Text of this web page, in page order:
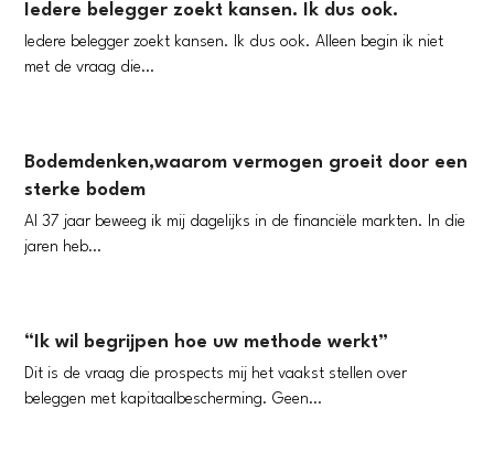
Iedere belegger zoekt kansen. Ik dus ook.
Iedere belegger zoekt kansen. Ik dus ook. Alleen begin ik niet
met de vraag die…
Bodemdenken,waarom vermogen groeit door een
sterke bodem
Al 37 jaar beweeg ik mij dagelijks in de financiële markten. In die
jaren heb…
“Ik wil begrijpen hoe uw methode werkt”
Dit is de vraag die prospects mij het vaakst stellen over
beleggen met kapitaalbescherming. Geen…